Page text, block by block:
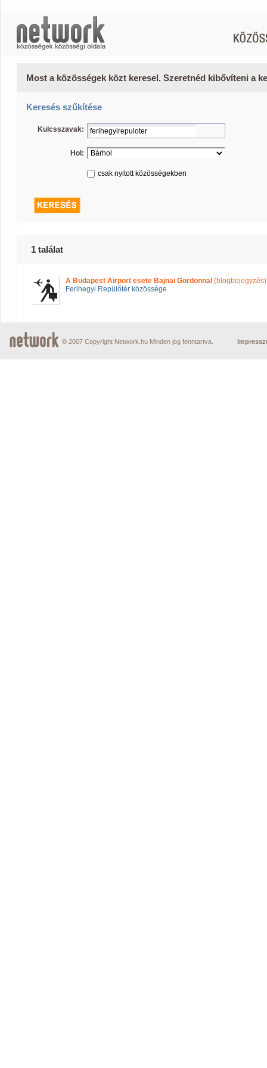
Most a közösségek közt keresel. Szeretnéd kibővíteni a
Keresés szűkítése
Kulcsszavak:
Hol:
csak nyitott közösségekben
1 találat
A Budapest Airport esete Bajnai Gordonnal (blogbejegyzés)
Ferihegyi Repülőtér közössége
© 2007 Copyright Network.hu Minden jog fenntartva.